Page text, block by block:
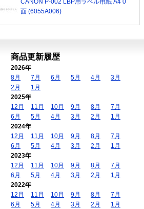
CANON P-002 LBP用ラベル用紙 A4 0
面 (6055A006)
商品更新履歴
2026年
8月
7月 6月 5月 4月
3月
2月
1月
2025年
12月
11月 10月 9月 8月
7月
6月
5月 4月 3月 2月
1月
2024年
12月
11月 10月 9月 8月
7月
6月
5月 4月 3月 2月
1月
2023年
12月
11月 10月 9月 8月
7月
6月
5月 4月 3月 2月
1月
2022年
12月
11月 10月 9月 8月
7月
6月
5月 4月 3月 2月
1月